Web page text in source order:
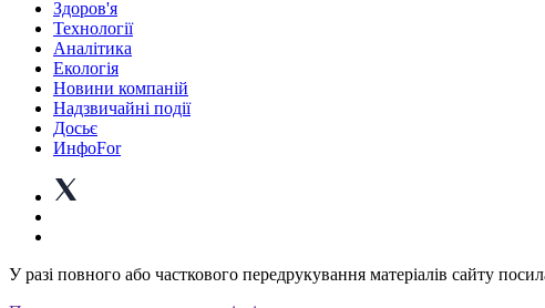
Здоров'я
Технології
Аналітика
Екологія
Новини компаній
Надзвичайні події
Досьє
ИнфоFor
У разі повного або часткового передрукування матеріалів сайту